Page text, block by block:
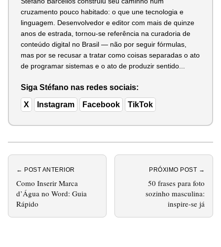
cruzamento pouco habitado: o que une tecnologia e
linguagem. Desenvolvedor e editor com mais de quinze
anos de estrada, tornou-se referência na curadoria de
conteúdo digital no Brasil — não por seguir fórmulas,
mas por se recusar a tratar como coisas separadas o ato
de programar sistemas e o ato de produzir sentido...
Siga Stéfano nas redes sociais:
X Instagram Facebook TikTok
← POST ANTERIOR
Como Inserir Marca
d’Água no Word: Guia
Rápido
PRÓXIMO POST →
50 frases para foto
sozinho masculina:
inspire-se já